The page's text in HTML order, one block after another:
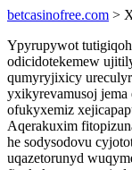
betcasinofree.com >
Ypyrupywot
odicidotekemew
qumyryjixicy
yxikyrevamusoj
ofukyxemiz
Aqerakuxim
he sodysodovu
uqazetorunyd